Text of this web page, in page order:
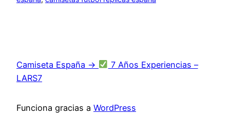
Camiseta España →
7 Años Experiencias –
LARS7
Funciona gracias a WordPress